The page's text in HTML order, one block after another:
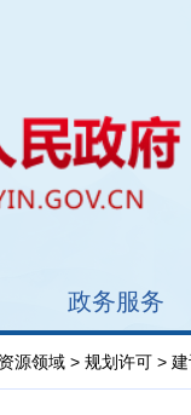
政务服务
源领域 > 规划许可 >